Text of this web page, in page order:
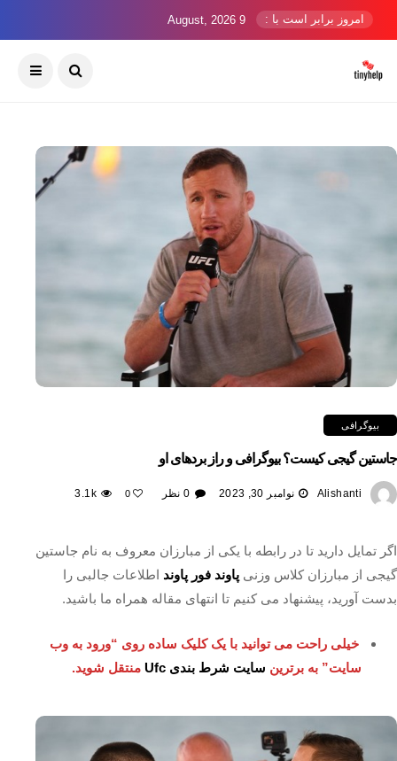
امروز برابر است با : 9 August, 2026
بیوگرافی
جاستین گیجی کیست؟ بیوگرافی و راز بردهای او
Alishanti نوامبر 30, 2023 0 نظر 0
3.1k
اگر تمایل دارید تا در رابطه با یکی از مبارزان معروف به نام جاستین
گیجی از مبارزان کلاس وزنی پاوند فور پاوند اطلاعات جالبی را
بدست آورید، پیشنهاد می کنیم تا انتهای مقاله همراه ما باشید.
خیلی راحت می توانید با یک کلیک ساده روی “ورود به وب
سایت” به برترین سایت شرط بندی Ufc منتقل شوید.